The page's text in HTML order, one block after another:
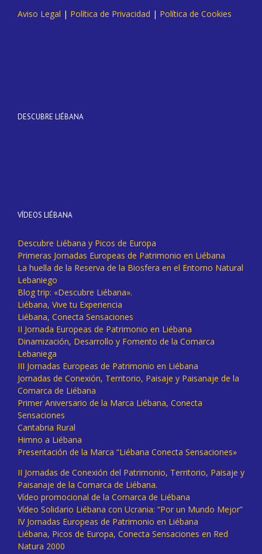
Aviso Legal | Política de Privacidad | Política de Cookies
DESCUBRE LIÉBANA
VÍDEOS LIÉBANA
Descubre Liébana y Picos de Europa
Primeras Jornadas Europeas de Patrimonio en Liébana
La huella de la Reserva de la Biosfera en el Entorno Natural
Lebaniego
Blog trip: «Descubre Liébana».
Liébana, Vive tu Experiencia
Liébana, Conecta Sensaciones
II Jornada Europeas de Patrimonio en Liébana
Dinamización, Desarrollo y Fomento de la Comarca
Lebaniega
III Jornadas Europeas de Patrimonio en Liébana
Jornadas de Conexión, Territorio, Paisaje y Paisanaje de la
Comarca de Liébana
Primer Aniversario de la Marca Liébana, Conecta
Sensaciones
Cantabria Rural
Himno a Liébana
Presentación de la Marca “Liébana Conecta Sensaciones»
II Jornadas de Conexión del Patrimonio, Territorio, Paisaje y
Paisanaje de la Comarca de Liébana.
Vídeo promocional de la Comarca de Liébana
Vídeo Solidario Liébana con Ucrania: “Por un Mundo Mejor”
IV Jornadas Europeas de Patrimonio en Liébana
Liébana, Picos de Europa, Conecta Sensaciones en Red
Natura 2000